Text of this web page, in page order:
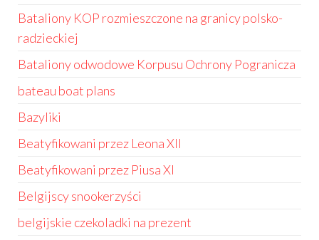
Bataliony KOP rozmieszczone na granicy polsko-
radzieckiej
Bataliony odwodowe Korpusu Ochrony Pogranicza
bateau boat plans
Bazyliki
Beatyfikowani przez Leona XII
Beatyfikowani przez Piusa XI
Belgijscy snookerzyści
belgijskie czekoladki na prezent